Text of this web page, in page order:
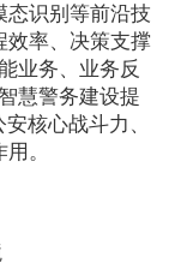
态识别等前沿技
效率、决策支撑
业务、业务反
慧警务建设提
核心战斗力、
。